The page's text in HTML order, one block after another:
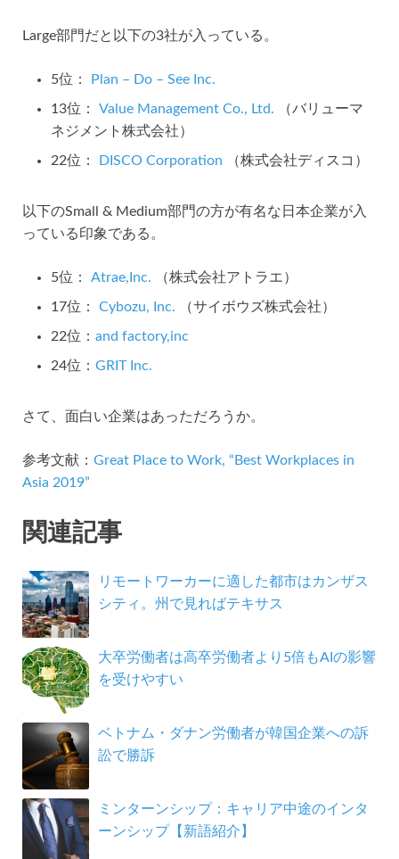
Large部門だと以下の3社が入っている。
5位： Plan – Do – See Inc.
13位： Value Management Co., Ltd. （バリューマ
ネジメント株式会社）
22位： DISCO Corporation （株式会社ディスコ）
以下のSmall & Medium部門の方が有名な日本企業が入
っている印象である。
5位： Atrae,Inc. （株式会社アトラエ）
17位： Cybozu, Inc. （サイボウズ株式会社）
22位： and factory,inc
24位： GRIT Inc.
さて、面白い企業はあっただろうか。
参考文献： Great Place to Work, “Best Workplaces in
Asia 2019”
関連記事
リモートワーカーに適した都市はカンザス
シティ。州で見ればテキサス
大卒労働者は高卒労働者より5倍もAIの影響
を受けやすい
ベトナム・ダナン労働者が韓国企業への訴
訟で勝訴
ミンターンシップ：キャリア中途のインタ
ーンシップ【新語紹介】